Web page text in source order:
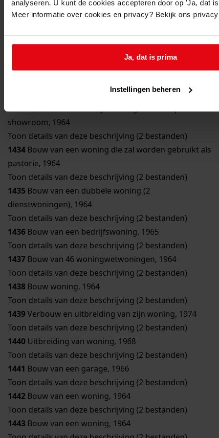
analyseren. U kunt de cookies accepteren door op 'Ja, dat
Meer informatie over cookies en privacy? Bekijk ons
Ja, dat is prima
Instellingen beheren
1430Bouw van een woning, 1962
Toon details van deze beschrijving (2 bestanden)
Toon details van deze beschrijving (2 bestanden)
1433Bouw van een bedrijfswoning met werkplaats en
showroom, 1964
Toon details van deze beschrijving (2 bestanden)
1434 Bouw van een woning die zal worden gebruikt als
pastorie, 1964
Toon details van deze beschrijving (2 bestanden)
1435 Bouw van een dubbele woning (2
dienstwoningen), 1964
Toon details van deze beschrijving (2 bestanden)
1436 Bouw van een bedrijfswoning, 1965
Toon details van deze beschrijving (2 bestanden)
1437 Bouw van 46 woningwetwoningen, 1964
Toon details van deze beschrijving (2 bestanden)
1438 Bouw woning, 1964
Toon details van deze beschrijving (2 bestanden)
1439Verbouw en uitbreiding van zijn woning, 1974
Toon details van deze beschrijving (2 bestanden)
1440 Uitbreiding van woning, 1968
Toon details van deze beschrijving (2 bestanden)
1441 Bouw van een garage, 1966
Toon details van deze beschrijving (2 bestanden)
1442 Bouw van een woning, 1964
Toon details van deze beschrijving (2 bestanden)
1443 Bouw van een woning, 1964